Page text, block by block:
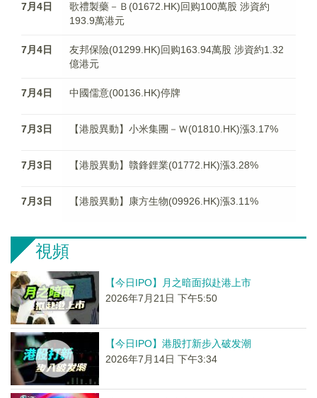
7月4日
歌禮製藥－Ｂ(01672.HK)回购100萬股 涉資約
193.9萬港元
7月4日
友邦保險(01299.HK)回购163.94萬股 涉資約1.32
億港元
7月4日 中國儒意(00136.HK)停牌
7月3日 【港股異動】小米集團－Ｗ(01810.HK)漲3.17%
7月3日 【港股異動】贛鋒鋰業(01772.HK)漲3.28%
7月3日 【港股異動】康方生物(09926.HK)漲3.11%
視頻
【今日IPO】月之暗面拟赴港上市
2026年7月21日 下午5:50
【今日IPO】港股打新步入破发潮
2026年7月14日 下午3:34